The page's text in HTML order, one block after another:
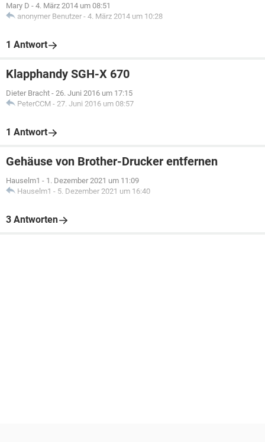
Mary D - 4. März 2014 um 08:51
anonymer Benutzer - 4. März 2014 um 10:28
1 Antwort
Klapphandy SGH-X 670
Dieter Bracht - 26. Juni 2016 um 17:15
PeterCCM - 27. Juni 2016 um 08:57
1 Antwort
Gehäuse von Brother-Drucker entfernen
Hauselm1 - 1. Dezember 2021 um 11:09
Hauselm1 - 5. Dezember 2021 um 16:40
3 Antworten